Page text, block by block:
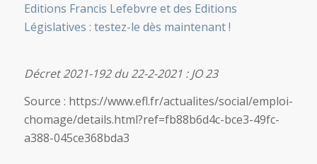
Editions Francis Lefebvre et des Editions
Législatives : testez-le dès maintenant !
Décret 2021-192 du 22-2-2021 : JO 23
Source : https://www.efl.fr/actualites/social/emploi-
chomage/details.html?ref=fb88b6d4c-bce3-49fc-
a388-045ce368bda3